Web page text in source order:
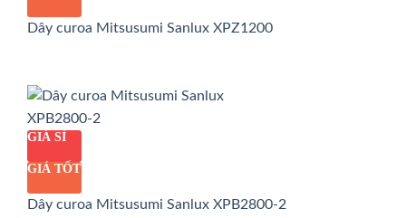
Dây curoa Mitsusumi Sanlux XPZ1200
GIÁ SỈ
GIÁ TỐT
Dây curoa Mitsusumi Sanlux XPB2800-2